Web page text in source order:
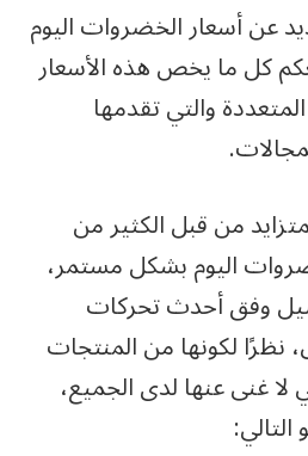
عن أسعار الخضروات اليوم
كل ما يخص هذه الأسعار
والتي تقدمها
من قبل الكثير من
اليوم بشكل مستمر،
وفق أحدث تحركات
نظرًا لكونها من المنتجات
لا غنى عنها لدى الجميع،